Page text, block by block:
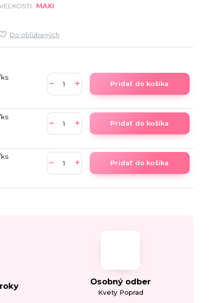
MAXI
Do obľúbených
ks
Pridať do košíka
ks
Pridať do košíka
ks
Pridať do košíka
Osobný odber
Kvety Poprad